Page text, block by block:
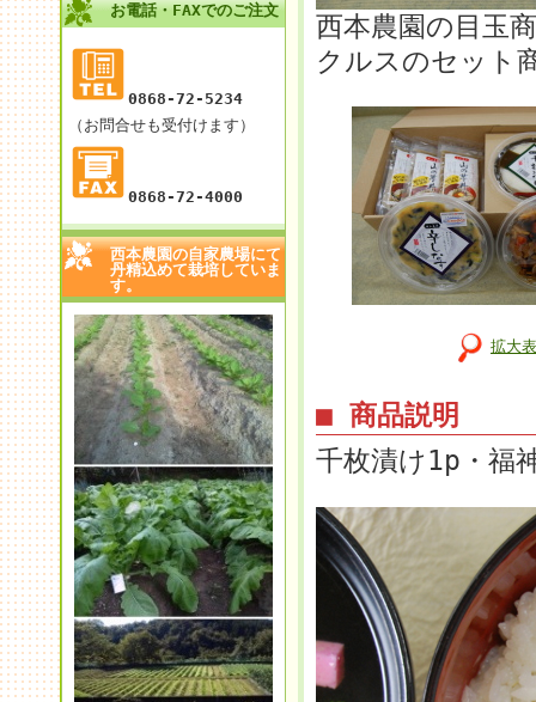
お電話・FAXでのご注文
0868-72-5234
（お問合せも受付けます）
0868-72-4000
西本農園の自家農場にて
丹精込めて栽培していま
す。
西本農園の目玉
クルスのセット
拡大
■ 商品説明
千枚漬け1p・福